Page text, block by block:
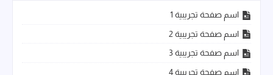
اسم صفحة تجريبية 1
اسم صفحة تجريبية 2
اسم صفحة تجريبية 3
اسم صفحة تجريبية 4